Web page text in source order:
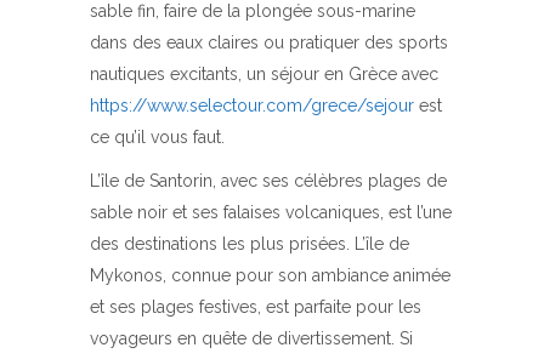
sable fin, faire de la plongée sous-marine
dans des eaux claires ou pratiquer des sports
nautiques excitants, un séjour en Grèce avec
https://www.selectour.com/grece/sejour est
ce qu’il vous faut.
L’île de Santorin, avec ses célèbres plages de
sable noir et ses falaises volcaniques, est l’une
des destinations les plus prisées. L’île de
Mykonos, connue pour son ambiance animée
et ses plages festives, est parfaite pour les
voyageurs en quête de divertissement. Si